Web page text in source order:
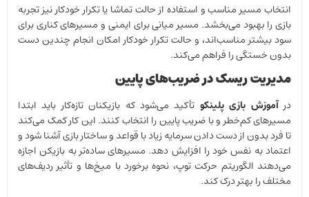
انتخاب مسیر مناسب و استفاده از حالت تماشا یا تکرار خودکار نیز تجربه
بازی را بهبود می‌بخشد. مسیر میانی برای ایمنی و مسیرهای کناری برای
سود بیشتر مناسب‌اند، و حالت تکرار خودکار امکان انجام چندین دست
بدون خستگی را فراهم می‌کند.
مدیریت ریسک در ضریب‌های پایین
درآموزش بازی پلینکو تأکید می‌شود که بازیکنان تازه‌کار باید ابتدا
مسیرهای کم‌خطر و با ضریب پایین را انتخاب کنند. این کار کمک می‌کند
تا فرد بدون از دست دادن سرمایه زیاد با قواعد و ساختار بازی آشنا شود و
اعتماد به نفس خود را افزایش دهد. مسیرهای ساده‌تر به بازیکن اجازه
می‌دهند الگوریتم حرکت توپ، نحوه برخورد با میخ‌ها و تأثیر ردیف‌های
مختلف را بهتر درک کند.